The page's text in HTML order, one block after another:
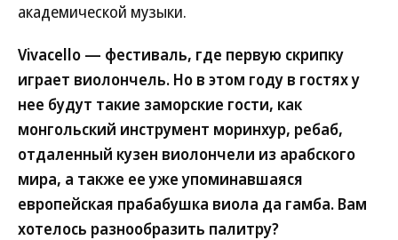
академической музыки.
Vivacello — фестиваль, где первую скрипку
играет виолончель. Но в этом году в гостях у
нее будут такие заморские гости, как
монгольский инструмент моринхур, ребаб,
отдаленный кузен виолончели из арабского
мира, а также ее уже упоминавшаяся
европейская прабабушка виола да гамба. Вам
хотелось разнообразить палитру?